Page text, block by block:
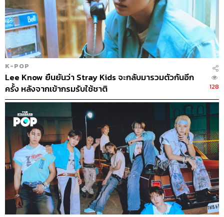
K-POP
Lee Know ยืนยันว่า Stray Kids จะกลับมารวมตัวกันอีก
ครั้ง หลังจากเข้ากรมรับใช้ชาติ
128